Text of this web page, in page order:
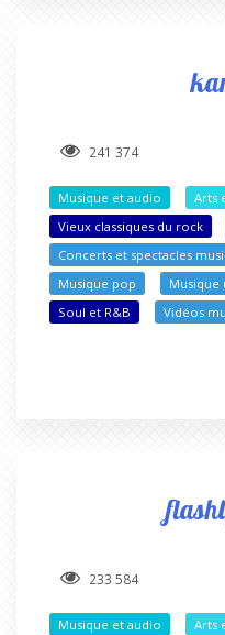
241 374
Musique et audio
Arts
Vieux classiques du rock
Concerts et spectacles
Musique pop
Musique
Soul et R&B
Vidéos
233 584
Musique et audio
Arts